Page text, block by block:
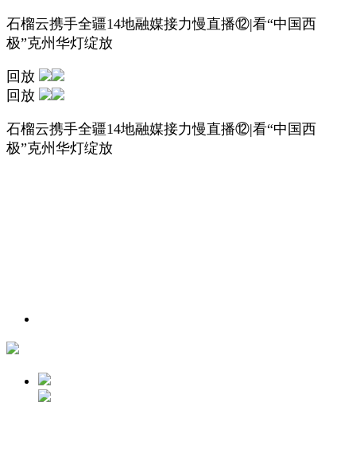
石榴云携手全疆14地融媒接力慢直播⑫|看“中国西
极”克州华灯绽放
回放
回放
石榴云携手全疆14地融媒接力慢直播⑫|看“中国西
极”克州华灯绽放